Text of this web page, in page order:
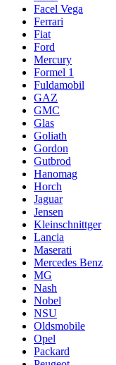
Facel Vega
Ferrari
Fiat
Ford
Mercury
Formel 1
Fuldamobil
GAZ
GMC
Glas
Goliath
Gordon
Gutbrod
Hanomag
Horch
Jaguar
Jensen
Kleinschnittger
Lancia
Maserati
Mercedes Benz
MG
Nash
Nobel
NSU
Oldsmobile
Opel
Packard